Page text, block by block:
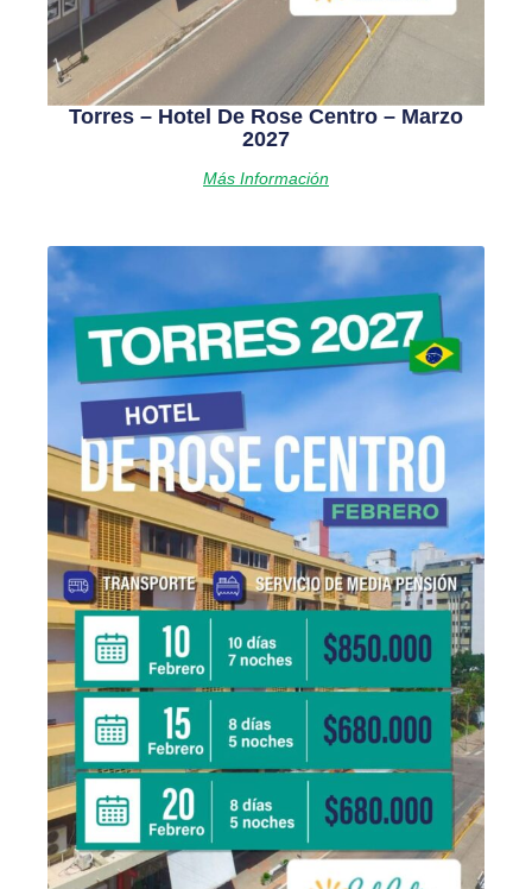
Torres – Hotel De Rose Centro – Marzo
2027
Más Información